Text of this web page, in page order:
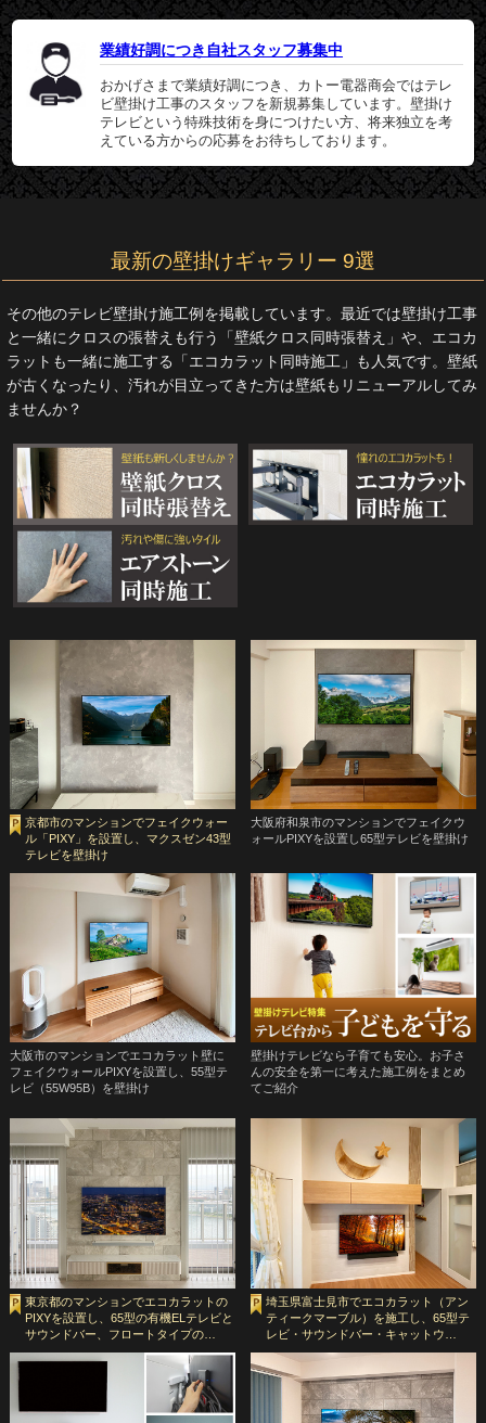
業績好調につき自社スタッフ募集中
おかげさまで業績好調につき、カトー電器商会ではテレ
ビ壁掛け工事のスタッフを新規募集しています。壁掛け
テレビという特殊技術を身につけたい方、将来独立を考
えている方からの応募をお待ちしております。
最新の壁掛けギャラリー 9選
その他のテレビ壁掛け施工例を掲載しています。最近では壁掛け工事
と一緒にクロスの張替えも行う「壁紙クロス同時張替え」や、エコカ
ラットも一緒に施工する「エコカラット同時施工」も人気です。壁紙
が古くなったり、汚れが目立ってきた方は壁紙もリニューアルしてみ
ませんか？
京都市のマンションでフェイクウォー
ル「PIXY」を設置し、マクスゼン43型
テレビを壁掛け
大阪府和泉市のマンションでフェイクウ
ォールPIXYを設置し65型テレビを壁掛け
大阪市のマンションでエコカラット壁に
フェイクウォールPIXYを設置し、55型テ
レビ（55W95B）を壁掛け
壁掛けテレビなら子育ても安心。お子さ
んの安全を第一に考えた施工例をまとめ
てご紹介
東京都のマンションでエコカラットの
PIXYを設置し、65型の有機ELテレビと
サウンドバー、フロートタイプの…
埼玉県富士見市でエコカラット（アン
ティークマーブル）を施工し、65型テ
レビ・サウンドバー・キャットウ…